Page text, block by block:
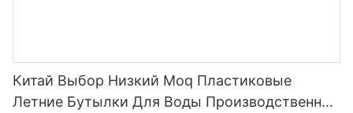
Китай Выбор Низкий Moq Пластиковые
Летние Бутылки Для Воды Производственная